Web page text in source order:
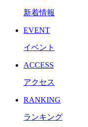
新着情報
EVENT
イベント
ACCESS
アクセス
RANKING
ランキング